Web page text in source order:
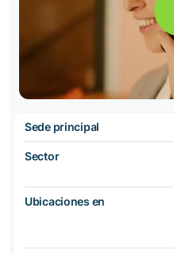
Sede principal
Sector
Ubicaciones en